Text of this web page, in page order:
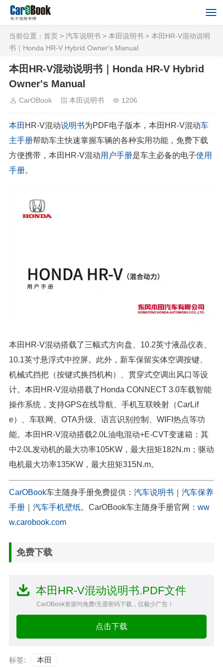
当前位置： 首页 > 汽车说明书 > 本田说明书 > 本田HR-V混动说明
书｜Honda HR-V Hybrid Owner's Manual
本田HR-V混动说明书｜Honda HR-V Hybrid
Owner's Manual
CarOBook 本田说明书 1206
本田 HR-V混动说明书为PDF电子版本，本田HR-V混动车
主手册帮助车主快速掌握车辆的各种实用功能，免费下载
方便携带，本田HR-V混动用户手册是车主必备的电子使用
手册。
本田HR-V混动搭载了三幅式方向盘、10.2英寸液晶仪表、
10.1英寸悬浮式中控屏。此外，新车保留实体空调按键、
机械式挡把（按键式换挡机构）、贯穿式空调出风口等设
计。本田HR-V混动搭载了Honda CONNECT 3.0车载智能
操作系统，支持GPS在线导航、手机互联映射（CarLif
e）、车联网、OTA升级、语言识别控制、WIFI热点等功
能。本田HR-V混动搭载2.0L油电混动+E-CVT变速箱：其
中2.0L发动机的最大功率105KW，最大扭矩182N.m；驱动
电机最大功率135KW，最大扭矩315N.m。
CarOBook车主随身手册免费提供： 汽车说明书
汽车保养
手册
汽车手机壁纸。CarOBook车主随身手册官网： ww
w.carobook.com
免费下载
本田HR-V混动说明书.PDF文件
CarOBook资源均免费/无需密码下载，仅极少广告！
点击下载
标签: 本田